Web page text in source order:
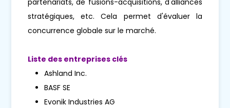
partenariats, de fusions-acquisitions, d'alliances
stratégiques, etc. Cela permet d'évaluer la
concurrence globale sur le marché.
Liste des entreprises clés
Ashland Inc.
BASF SE
Evonik Industries AG